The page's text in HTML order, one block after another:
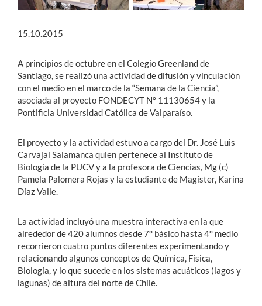
15.10.2015
A principios de octubre en el Colegio Greenland de
Santiago, se realizó una actividad de difusión y vinculación
con el medio en el marco de la “Semana de la Ciencia”,
asociada al proyecto FONDECYT Nº 11130654 y la
Pontificia Universidad Católica de Valparaíso.
El proyecto y la actividad estuvo a cargo del Dr. José Luis
Carvajal Salamanca quien pertenece al Instituto de
Biología de la PUCV y a la profesora de Ciencias, Mg (c)
Pamela Palomera Rojas y la estudiante de Magíster, Karina
Díaz Valle.
La actividad incluyó una muestra interactiva en la que
alrededor de 420 alumnos desde 7° básico hasta 4° medio
recorrieron cuatro puntos diferentes experimentando y
relacionando algunos conceptos de Química, Física,
Biología, y lo que sucede en los sistemas acuáticos (lagos y
lagunas) de altura del norte de Chile.